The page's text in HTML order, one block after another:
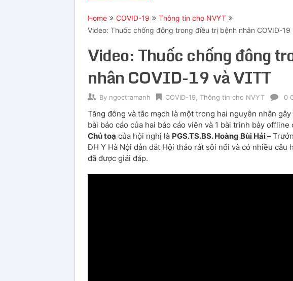
Home COVID-19
Thông tin cho NVYT
Video: Thuốc chống đông trong điều trị bệnh nhân COVID-19
Video: Thuốc chống đông
nhân COVID-19 và VITT
By ngoctramanh COVID-19 Thông tin cho NVYT 0
Tăng đông và tắc mạch là một trong hai nguyên nhân
bài báo cáo của hai báo cáo viên và 1 bài trình bày
Chủ toạ của hội nghị là PGS.TS.BS. Hoàng Bùi Hải –
ĐH Y Hà Nội dẫn dắt Hội thảo rất sôi nổi và có nhiều câu
đã được giải đáp.